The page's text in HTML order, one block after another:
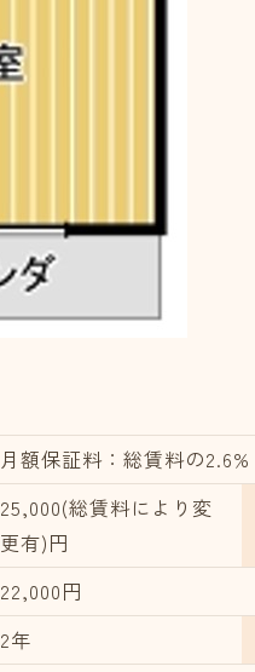
月額保証料：総賃料の
25,000(総賃料により変
更有)円
22,000円
2年